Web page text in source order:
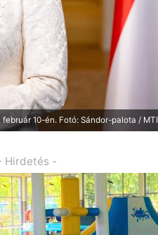
10-én. Fotó: Sándor-palota / MTI
Hirdetés -